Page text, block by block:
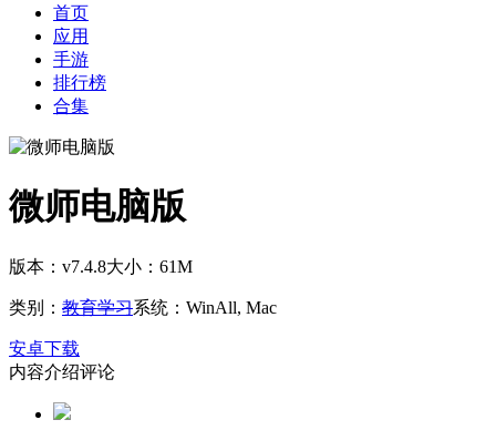
首页
应用
手游
排行榜
合集
微师电脑版
版本：v7.4.8大小：61M
类别： 教育学习系统：WinAll, Mac
安卓下载
内容介绍评论